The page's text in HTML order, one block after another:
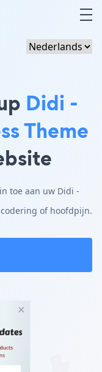
Didi -
Theme
toe aan uw Didi -
of hoofdpijn.